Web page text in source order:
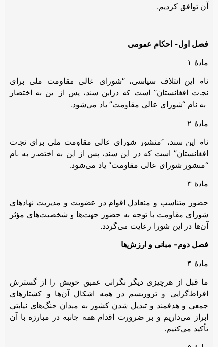
آن توافق کردیم.
فصل اول- احکام عمومی
مادۀ ۱
نام این ائتلاف سیاسی، “شورای عالی مقاومت ملی برای
نجات افغانستان” است که دراین سند، پس از این به اختصار
به نام “شورای عالی مقاومت” یاد می‌شود.
مادۀ ۲
نام این سند، “منشور شورای عالی مقاومت ملی برای نجات
افغانستان” است که در این سند، پس از این به اختصار به نام
“منشور شورای عالی مقاومت” یاد می‌شود.
مادۀ ۳
حضور متناسب و متعادل اقوام در عضویت و مدیریت نهادهای
شورای مقاومت با توجه به حضور جهت‌ها و شخصیت‌های مؤثر
آن‌ها در این شورا رعایت می‌گردد.
فصل دوم- مبانی و ارزش‌ها
مادۀ ۴
ما قبل از هرچیزی دیگر نگرانی عمیق خویش را از گسترش
افراط‌گرایی و تروریسم در همه اشکال آن‌ها و کشتارهای
جمعی و هدفمند و تبدیل شدن کشور به میدان جنگ‌های نیابتی
ابراز می‌داریم و بر ضرورت اقدام همه جانبه در مبارزه با آن
تأکید می‌کنیم.